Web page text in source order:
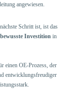
angewiesen.
Schritt ist, ist das
Investition in
einen OE-Prozess, der
entwicklungsfreudiger